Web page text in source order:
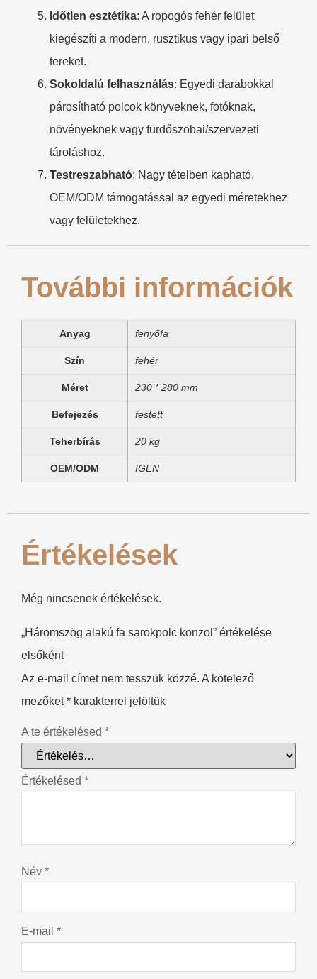
​Időtlen esztétika​​: A ropogós fehér felület
kiegészíti a modern, rusztikus vagy ipari belső
tereket.
​Sokoldalú felhasználás​​: Egyedi darabokkal
párosítható polcok könyveknek, fotóknak,
növényeknek vagy fürdőszobai/szervezeti
tároláshoz.
​Testreszabható​​: Nagy tételben kapható,
OEM/ODM támogatással az egyedi méretekhez
vagy felületekhez.
További információk
Anyag fenyőfa
Szín fehér
Méret 230 * 280 mm
Befejezés festett
Teherbírás 20 kg
OEM/ODM IGEN
Értékelések
Még nincsenek értékelések.
„Háromszög alakú fa sarokpolc konzol” értékelése
elsőként
Az e-mail címet nem tesszük közzé. A kötelező
mezőket* karakterrel jelöltük
A te értékelésed *
Értékelésed *
Név *
E-mail *